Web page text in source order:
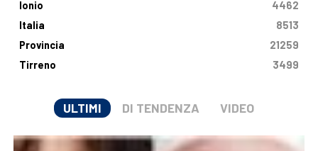
Ionio
4462
Italia
8513
Provincia
21259
Tirreno
3499
ULTIMI DI TENDENZA VIDEO